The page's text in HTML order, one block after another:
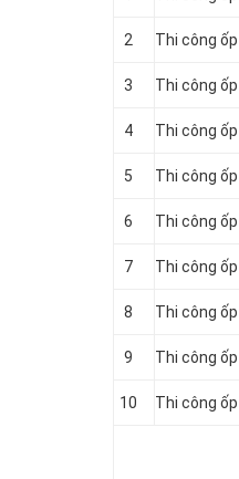
2 Thi công
3 Thi công
4 Thi công
5 Thi công
6 Thi công
7 Thi công
8 Thi công
9 Thi công
10 Thi công